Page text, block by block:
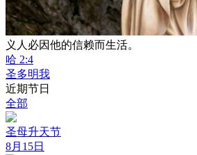
义人必因他的信赖而生活。
哈 2:4
圣多明我
近期节日
全部
圣母升天节
8月15日